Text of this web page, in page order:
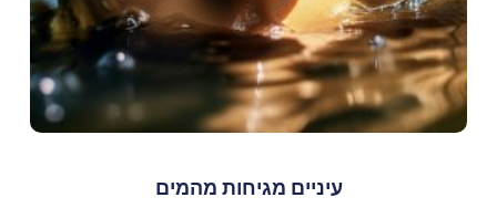
עיניים מגיחות מהמים